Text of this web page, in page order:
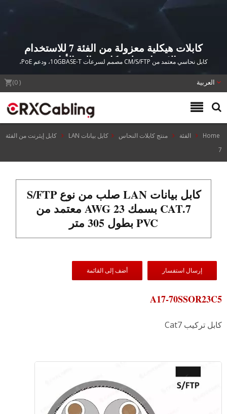
كابلات هيكلية معزولة من الفئة 7 للاستخدام
الاحترافي لشبكات عالية الأداء.
كابل نحاسي معتمد من CM/S/FTP مصمم لسرعات 10GBASE-T، ودعم PoE،
(
) العربية
Home الفئة منتج كابلات النحاس كابل بيانات LAN
كابل إيثرنت من الفئة
7
كابل بيانات LAN صلب من نوع S/FTP
CAT.7 بسمك 23 AWG معتمد من
PVC بطول 305 متر
إرسال استفسار أضف إلى القائمة
A17-70SSOR23C5
كابل تركيب Cat7